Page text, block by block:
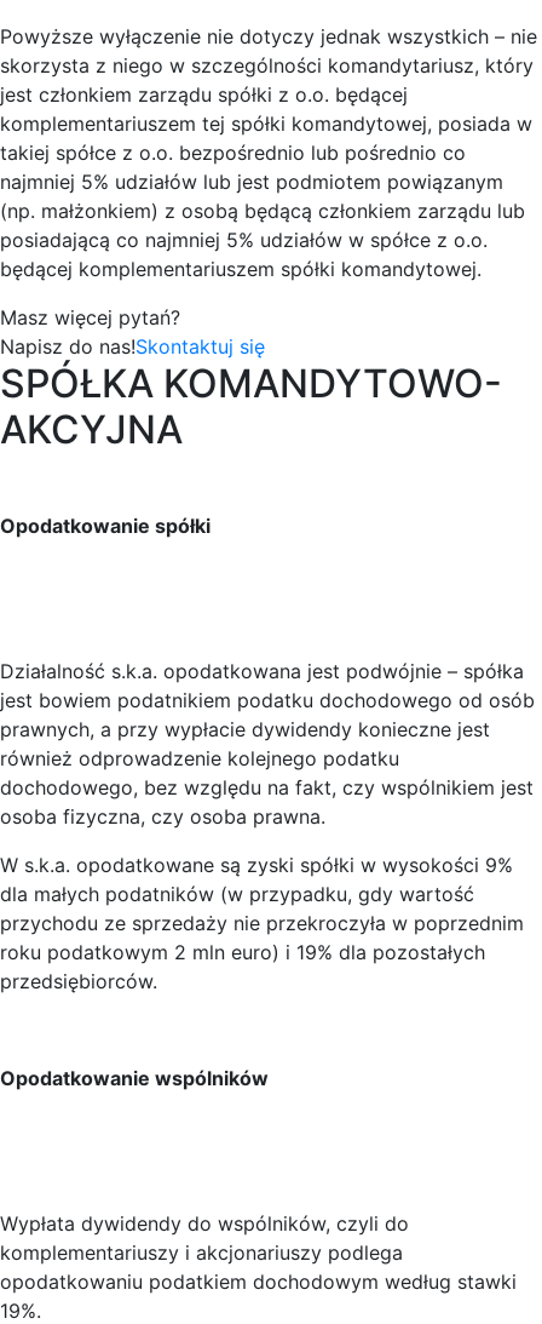
Powyższe wyłączenie nie dotyczy jednak wszystkich – nie
skorzysta z niego w szczególności komandytariusz, który
jest członkiem zarządu spółki z o.o. będącej
komplementariuszem tej spółki komandytowej, posiada w
takiej spółce z o.o. bezpośrednio lub pośrednio co
najmniej 5% udziałów lub jest podmiotem powiązanym
(np. małżonkiem) z osobą będącą członkiem zarządu lub
posiadającą co najmniej 5% udziałów w spółce z o.o.
będącej komplementariuszem spółki komandytowej.
Masz więcej pytań?
Napisz do nas!Skontaktuj się
SPÓŁKA KOMANDYTOWO-
AKCYJNA
Opodatkowanie spółki
Działalność s.k.a. opodatkowana jest podwójnie – spółka
jest bowiem podatnikiem podatku dochodowego od osób
prawnych, a przy wypłacie dywidendy konieczne jest
również odprowadzenie kolejnego podatku
dochodowego, bez względu na fakt, czy wspólnikiem jest
osoba fizyczna, czy osoba prawna.
W s.k.a. opodatkowane są zyski spółki w wysokości 9%
dla małych podatników (w przypadku, gdy wartość
przychodu ze sprzedaży nie przekroczyła w poprzednim
roku podatkowym 2 mln euro) i 19% dla pozostałych
przedsiębiorców.
Opodatkowanie wspólników
Wypłata dywidendy do wspólników, czyli do
komplementariuszy i akcjonariuszy podlega
opodatkowaniu podatkiem dochodowym według stawki
19%.